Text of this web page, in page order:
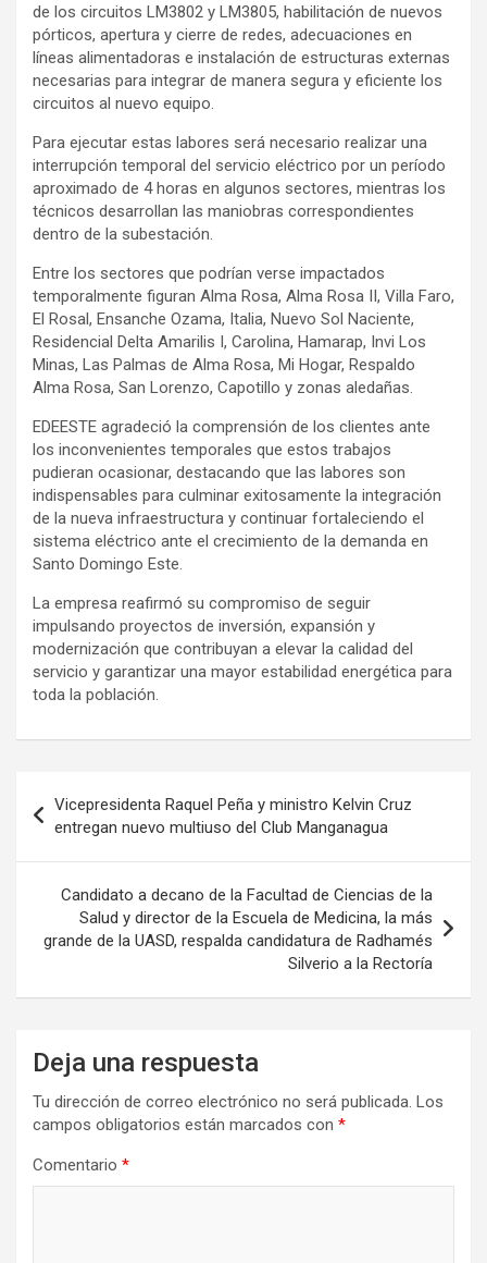
de los circuitos LM3802 y LM3805, habilitación de nuevos
pórticos, apertura y cierre de redes, adecuaciones en
líneas alimentadoras e instalación de estructuras externas
necesarias para integrar de manera segura y eficiente los
circuitos al nuevo equipo.
Para ejecutar estas labores será necesario realizar una
interrupción temporal del servicio eléctrico por un período
aproximado de 4 horas en algunos sectores, mientras los
técnicos desarrollan las maniobras correspondientes
dentro de la subestación.
Entre los sectores que podrían verse impactados
temporalmente figuran Alma Rosa, Alma Rosa II, Villa Faro,
El Rosal, Ensanche Ozama, Italia, Nuevo Sol Naciente,
Residencial Delta Amarilis I, Carolina, Hamarap, Invi Los
Minas, Las Palmas de Alma Rosa, Mi Hogar, Respaldo
Alma Rosa, San Lorenzo, Capotillo y zonas aledañas.
EDEESTE agradeció la comprensión de los clientes ante
los inconvenientes temporales que estos trabajos
pudieran ocasionar, destacando que las labores son
indispensables para culminar exitosamente la integración
de la nueva infraestructura y continuar fortaleciendo el
sistema eléctrico ante el crecimiento de la demanda en
Santo Domingo Este.
La empresa reafirmó su compromiso de seguir
impulsando proyectos de inversión, expansión y
modernización que contribuyan a elevar la calidad del
servicio y garantizar una mayor estabilidad energética para
toda la población.
de
entradas
Vicepresidenta Raquel Peña y ministro Kelvin Cruz
entregan nuevo multiuso del Club Manganagua
Candidato a decano de la Facultad de Ciencias de la
Salud y director de la Escuela de Medicina, la más
grande de la UASD, respalda candidatura de Radhamés
Silverio a la Rectoría
Deja una respuesta
Tu dirección de correo electrónico no será publicada. Los
campos obligatorios están marcados con *
Comentario *